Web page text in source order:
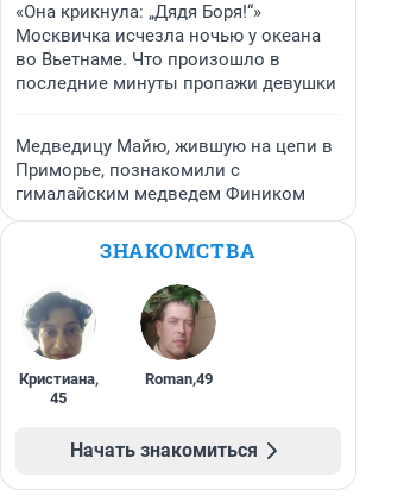
«Она крикнула: „Дядя Боря!“»
Москвичка исчезла ночью у океана
во Вьетнаме. Что произошло в
последние минуты пропажи девушки
Медведицу Майю, жившую на цепи в
Приморье, познакомили с
гималайским медведем Фиником
ЗНАКОМСТВА
Кристиана,
45
Roman,49
Начать знакомиться